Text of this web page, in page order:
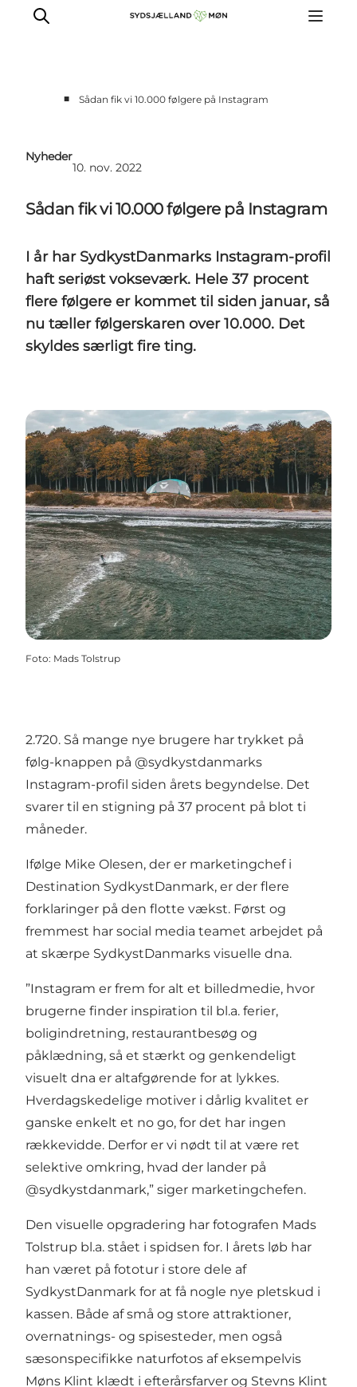
Presse
Billeddatabase
■ Sådan fik vi 10.000 følgere på Instagram
Nyheder
10. nov. 2022
Sådan fik vi 10.000 følgere på Instagram
I år har SydkystDanmarks Instagram-profil
haft seriøst vokseværk. Hele 37 procent
flere følgere er kommet til siden januar, så
nu tæller følgerskaren over 10.000. Det
skyldes særligt fire ting.
Foto: Mads Tolstrup
2.720. Så mange nye brugere har trykket på
følg-knappen på @sydkystdanmarks
Instagram-profil siden årets begyndelse. Det
svarer til en stigning på 37 procent på blot ti
måneder.
Ifølge Mike Olesen, der er marketingchef i
Destination SydkystDanmark, er der flere
forklaringer på den flotte vækst. Først og
fremmest har social media teamet arbejdet på
at skærpe SydkystDanmarks visuelle dna.
”Instagram er frem for alt et billedmedie, hvor
brugerne finder inspiration til bl.a. ferier,
boligindretning, restaurantbesøg og
påklædning, så et stærkt og genkendeligt
visuelt dna er altafgørende for at lykkes.
Hverdagskedelige motiver i dårlig kvalitet er
ganske enkelt et no go, for det har ingen
rækkevidde. Derfor er vi nødt til at være ret
selektive omkring, hvad der lander på
@sydkystdanmark,” siger marketingchefen.
Den visuelle opgradering har fotografen Mads
Tolstrup bl.a. stået i spidsen for. I årets løb har
han været på fototur i store dele af
SydkystDanmark for at få nogle nye pletskud i
kassen. Både af små og store attraktioner,
overnatnings- og spisesteder, men også
sæsonspecifikke naturfotos af eksempelvis
Møns Klint klædt i efterårsfarver og Stevns Klint